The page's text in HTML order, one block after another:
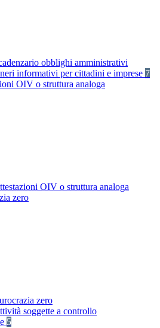
obblighi amministrativi
informativi per cittadini e imprese 7
OIV o struttura analoga
OIV o struttura analoga
zero
zero
soggette a controllo
5